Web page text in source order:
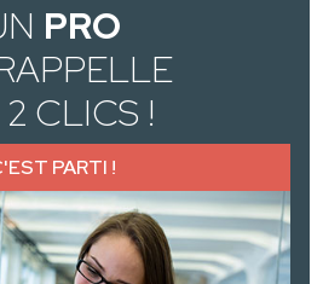
PRO
CLICS !
PARTI !